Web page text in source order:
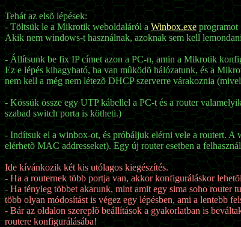
Tehát az elsõ lépések:
- Töltsük le a Mikrotik weboldaláról a Winbox.exeprogramot
Akik nem windows-t használnak, azoknak sem kell
- Állítsunk be fix IP címet azon a PC-n, amin a Mikrotik
Ez e lépés kihagyható, ha van mûködõ hálózatunk, és a
nem kell a még nem létezõ DHCP szerverre várakoznia
- Kössük össze egy UTP kábellel a PC-t és a router
szabad switch porta is kötheti.)
- Indítsuk el a winbox-ot, és próbáljuk elérni vele a routert.
elérhetõ MAC addresseket). Egy új router esetben a
Ide kívánkozik két kis utólagos kiegészítés.
- Ha a routernek több portja van, akkor konfiguráláskor
- Ha tényleg többet akarunk, mint amit egy sima soho router
több olyan módosítást is végez egy lépésben, ami a lentebb
- Bár az oldalon szereplõ beállítások a gyakorlatban is
routere konfigurálásába!